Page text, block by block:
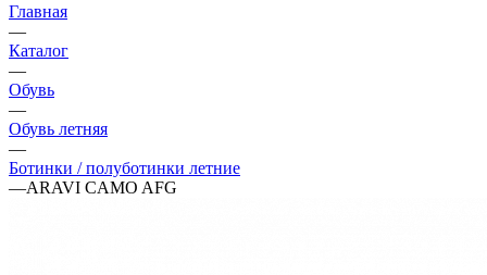
Главная
—
Каталог
—
Обувь
—
Обувь летняя
—
Ботинки / полуботинки летние
—ARAVI CAMO AFG